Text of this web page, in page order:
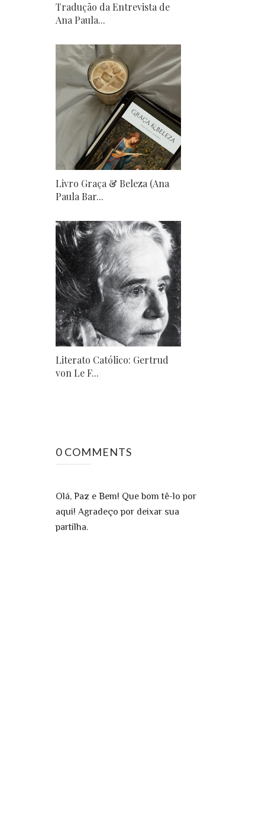
Tradução da Entrevista de
Ana Paula...
Livro Graça & Beleza (Ana
Paula Bar...
Literato Católico: Gertrud
von Le F...
0 COMMENTS
Olá, Paz e Bem! Que bom tê-lo por
aqui! Agradeço por deixar sua
partilha.